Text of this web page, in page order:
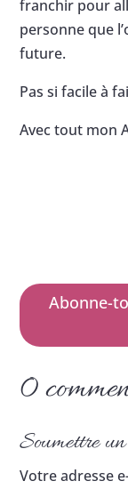
franchir pour
personne que
future.
Pas si facile à
Avec tout mon
Abonne-
0
Soumettre
Votre adresse